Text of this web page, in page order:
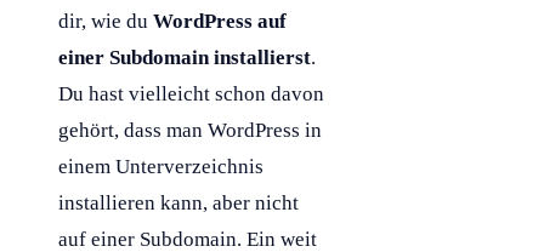
dir, wie du WordPress auf
einer Subdomain installierst.
Du hast vielleicht schon davon
gehört, dass man WordPress in
einem Unterverzeichnis
installieren kann, aber nicht
auf einer Subdomain. Ein weit